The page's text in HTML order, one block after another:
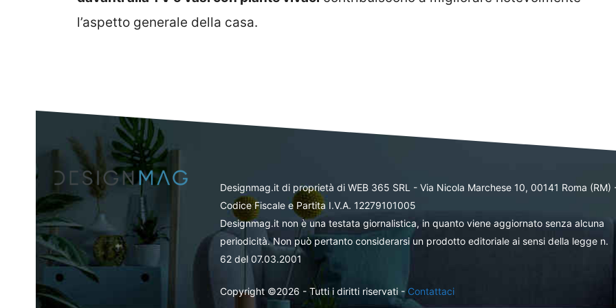
l’aspetto generale della casa.
Designmag.it di proprietà di WEB 365 SRL - Via Nicola Marchese 10, 00141 Roma (RM)
Codice Fiscale e Partita I.V.A. 12279101005
Designmag.it non è una testata giornalistica, in quanto viene aggiornato senza alcuna
periodicità. Non può pertanto considerarsi un prodotto editoriale ai sensi della legge n.
62 del 07.03.2001
Copyright ©2026 - Tutti i diritti riservati -Contattaci